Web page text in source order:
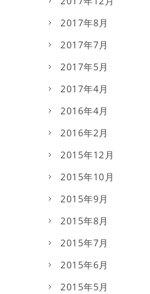
2017年8月
2017年7月
2017年5月
2017年4月
2016年4月
2016年2月
2015年12月
2015年10月
2015年9月
2015年8月
2015年7月
2015年6月
2015年5月